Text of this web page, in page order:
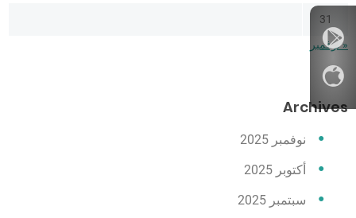
31
« نوفمبر
Archives
نوفمبر 2025
أكتوبر 2025
سبتمبر 2025